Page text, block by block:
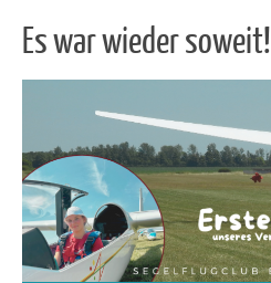
Es war wieder soweit!